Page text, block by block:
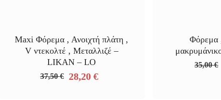
Maxi Φόρεμα , Ανοιχτή πλάτη ,
V ντεκολτέ , Μεταλλιζέ –
LIKAN – LO
37,50€
Original
28,20 €
Η
Φόρεμα
35,00€